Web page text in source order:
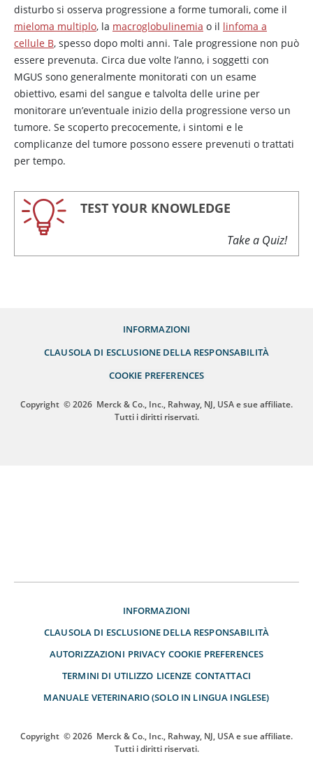
disturbo si osserva progressione a forme tumorali, come il
mieloma multiplo, la macroglobulinemia o il linfoma a
cellule B, spesso dopo molti anni. Tale progressione non può
essere prevenuta. Circa due volte l’anno, i soggetti con
MGUS sono generalmente monitorati con un esame
obiettivo, esami del sangue e talvolta delle urine per
monitorare un’eventuale inizio della progressione verso un
tumore. Se scoperto precocemente, i sintomi e le
complicanze del tumore possono essere prevenuti o trattati
per tempo.
TEST YOUR KNOWLEDGE
Take a Quiz!
INFORMAZIONI
CLAUSOLA DI ESCLUSIONE DELLA RESPONSABILITÀ
COOKIE PREFERENCES
Copyright © 2026 Merck & Co., Inc., Rahway, NJ, USA e sue affiliate.
Tutti i diritti riservati.
INFORMAZIONI
CLAUSOLA DI ESCLUSIONE DELLA RESPONSABILITÀ
AUTORIZZAZIONI PRIVACY COOKIE PREFERENCES
TERMINI DI UTILIZZO LICENZE CONTATTACI
MANUALE VETERINARIO (SOLO IN LINGUA INGLESE)
Copyright © 2026 Merck & Co., Inc., Rahway, NJ, USA e sue affiliate.
Tutti i diritti riservati.